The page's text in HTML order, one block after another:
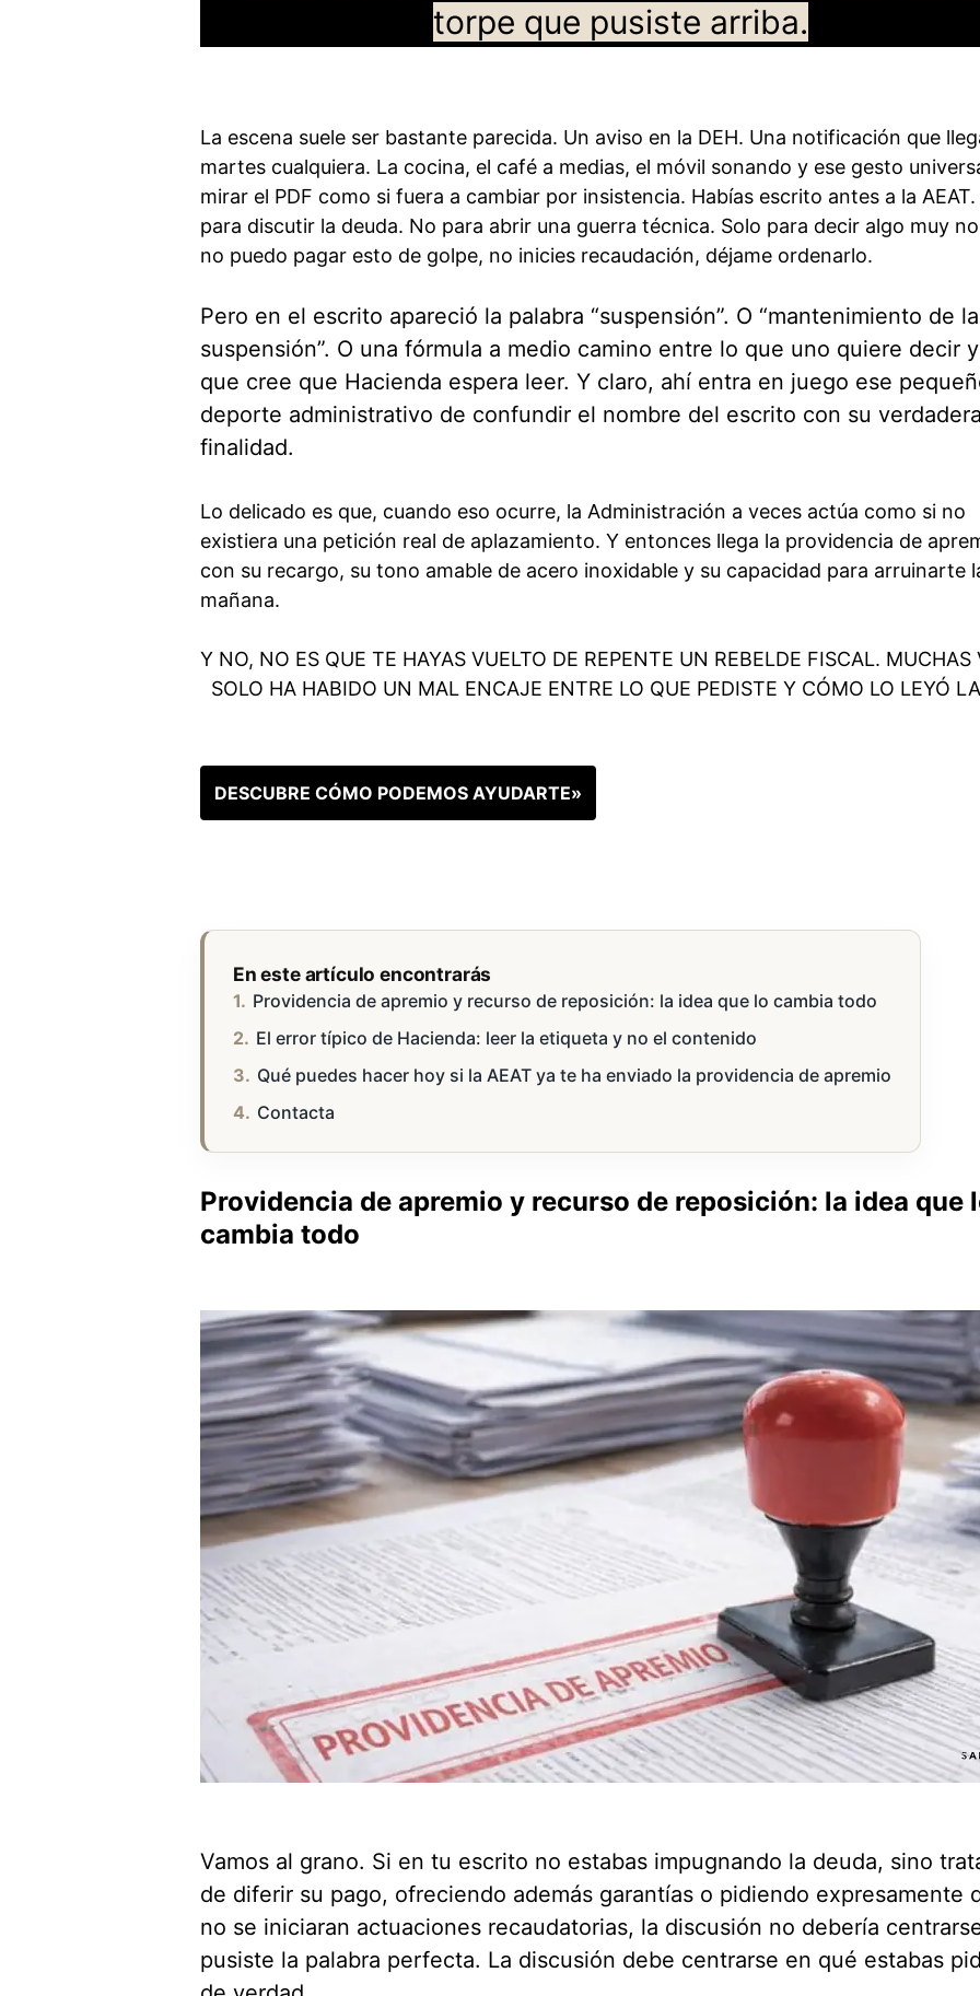
torpe que pusiste arriba.
La escena suele ser bastante parecida. Un aviso en la DEH. Una notificación que
martes cualquiera. La cocina, el café a medias, el móvil sonando y ese gesto
mirar el PDF como si fuera a cambiar por insistencia. Habías escrito antes a la
para discutir la deuda. No para abrir una guerra técnica. Solo para decir algo muy
no puedo pagar esto de golpe, no inicies recaudación, déjame ordenarlo.
Pero en el escrito apareció la palabra “suspensión”. O “mantenimiento de la
suspensión”. O una fórmula a medio camino entre lo que uno quiere decir
que cree que Hacienda espera leer. Y claro, ahí entra en juego ese
deporte administrativo de confundir el nombre del escrito con su
finalidad.
Lo delicado es que, cuando eso ocurre, la Administración a veces actúa como si no
existiera una petición real de aplazamiento. Y entonces llega la providencia de
con su recargo, su tono amable de acero inoxidable y su capacidad para arruinarte
mañana.
Y NO, NO ES QUE TE HAYAS VUELTO DE REPENTE UN REBELDE FISCAL. MUCHAS
SOLO HA HABIDO UN MAL ENCAJE ENTRE LO QUE PEDISTE Y CÓMO LO LEYÓ
DESCUBRE CÓMO PODEMOS AYUDARTE»
En este artículo encontrarás
Providencia de apremio y recurso de reposición: la idea que lo cambia todo
El error típico de Hacienda: leer la etiqueta y no el contenido
Qué puedes hacer hoy si la AEAT ya te ha enviado la providencia de apremio
Contacta
Providencia de apremio y recurso de reposición: la idea que
cambia todo
Vamos al grano. Si en tu escrito no estabas impugnando la deuda, sino
de diferir su pago, ofreciendo además garantías o pidiendo expresamente
no se iniciaran actuaciones recaudatorias, la discusión no debería
pusiste la palabra perfecta. La discusión debe centrarse en qué estabas